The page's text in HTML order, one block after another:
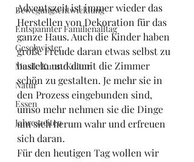
Bewegungsentwicklung
Entspannter Familienalltag
Geschwister
Musik/Kunst/Kultur
Natur
Essen
Jahreszeiten
Adventszeit ist immer wieder das
Herstellen von Dekoration für das
ganze Haus. Auch die Kinder haben
große Freude daran etwas selbst zu
basteln und damit die Zimmer
schön zu gestalten. Je mehr sie in
den Prozess eingebunden sind,
umso mehr nehmen sie die Dinge
um sich herum wahr und erfreuen
sich daran.
Für den heutigen Tag wollen wir